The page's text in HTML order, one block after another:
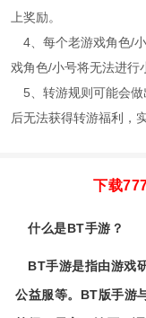
上奖励。
4、每个老游戏角色/
戏角色/小号将无法进行
5、转游规则可能会
后无法获得转游福利，
下载
什么是BT手游？
BT手游是指由游戏
公益服等。BT版手游